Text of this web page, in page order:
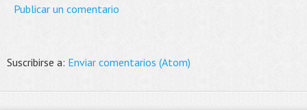
Publicar un comentario
Suscribirse a: Enviar comentarios (Atom)